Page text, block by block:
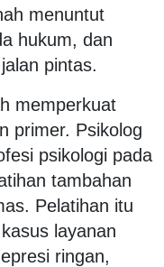
menuntut
hukum, dan
pintas.
memperkuat
primer. Psikolog
psikologi pada
tambahan
Pelatihan itu
layanan
ringan,